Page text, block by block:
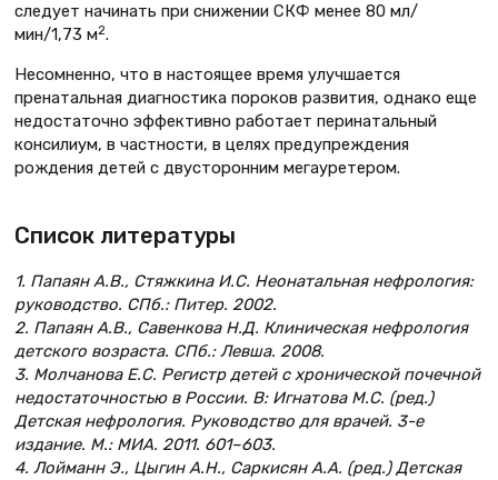
следует начинать при снижении СКФ менее 80 мл/
мин/1,73 м2.
Несомненно, что в настоящее время улучшается
пренатальная диагностика пороков развития, однако еще
недостаточно эффективно работает перинатальный
консилиум, в частности, в целях предупреждения
рождения детей с двусторонним мегауретером.
Список литературы
1. Папаян А.В., Стяжкина И.С. Неонатальная нефрология:
руководство. СПб.: Питер. 2002.
2. Папаян А.В., Савенкова Н.Д. Клиническая нефрология
детского возраста. СПб.: Левша. 2008.
3. Молчанова Е.С. Регистр детей с хронической почечной
недостаточностью в России. В: Игнатова М.С. (ред.)
Детская нефрология. Руководство для врачей. 3-е
издание. М.: МИА. 2011. 601–603.
4. Лойманн Э., Цыгин А.Н., Саркисян А.А. (ред.) Детская